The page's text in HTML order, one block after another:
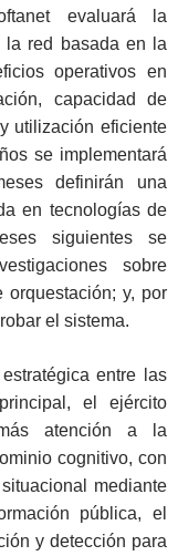
evaluará la
la red basada en la
operativos en
capacidad de
utilización eficiente
se implementará
definirán una
en tecnologías de
siguientes se
sobre
orquestación; y, por
el sistema.
entre las
el ejército
atención a la
cognitivo, con
mediante
pública, el
y detección para